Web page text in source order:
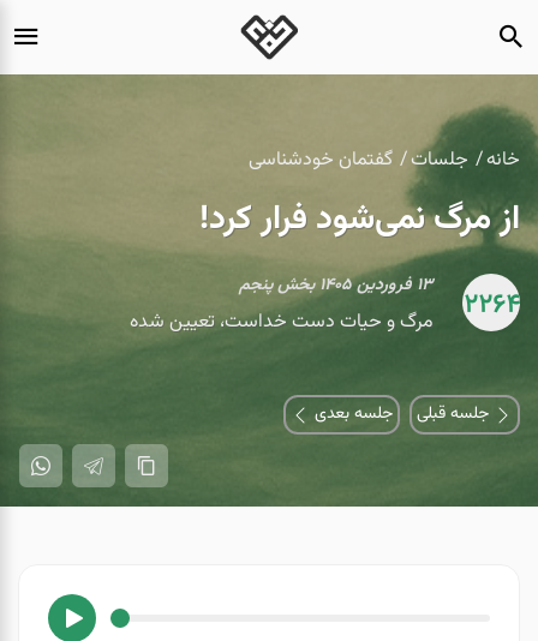
خانه جلسات گفتمان خودشناسی
از مرگ نمی‌شود فرار کرد!
2264
۱۳ فروردین ۱۴۰۵ بخش پنجم
مرگ و حیات دست خداست، تعیین شده
جلسه قبلی جلسه بعدی